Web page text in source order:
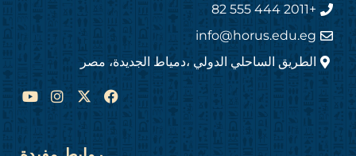
+2011 444 555 82
info@horus.edu.eg
الطريق الساحلي الدولي ،دمياط الجديدة، مصر
F
a
e
I
n
Y
o
u